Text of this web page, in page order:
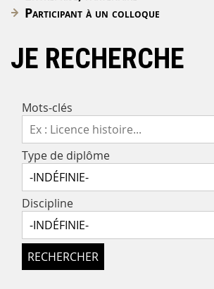
Participant à un colloque
JE RECHERCHE
Mots-clés
Type de diplôme
Discipline
RECHERCHER